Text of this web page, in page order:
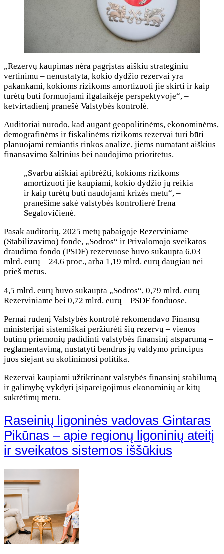
„Rezervų kaupimas nėra pagrįstas aiškiu strateginiu
vertinimu – nenustatyta, kokio dydžio rezervai yra
pakankami, kokioms rizikoms amortizuoti jie skirti ir kaip
turėtų būti formuojami ilgalaikėje perspektyvoje“, –
ketvirtadienį pranešė Valstybės kontrolė.
Auditoriai nurodo, kad augant geopolitinėms, ekonominėms,
demografinėms ir fiskalinėms rizikoms rezervai turi būti
planuojami remiantis rinkos analize, jiems numatant aiškius
finansavimo šaltinius bei naudojimo prioritetus.
„Svarbu aiškiai apibrėžti, kokioms rizikoms
amortizuoti jie kaupiami, kokio dydžio jų reikia
ir kaip turėtų būti naudojami krizės metu“, –
pranešime sakė valstybės kontrolierė Irena
Segalovičienė.
Pasak auditorių, 2025 metų pabaigoje Rezerviniame
(Stabilizavimo) fonde, „Sodros“ ir Privalomojo sveikatos
draudimo fondo (PSDF) rezervuose buvo sukaupta 6,03
mlrd. eurų – 24,6 proc., arba 1,19 mlrd. eurų daugiau nei
prieš metus.
4,5 mlrd. eurų buvo sukaupta „Sodros“, 0,79 mlrd. eurų –
Rezerviniame bei 0,72 mlrd. eurų – PSDF fonduose.
Pernai rudenį Valstybės kontrolė rekomendavo Finansų
ministerijai sistemiškai peržiūrėti šių rezervų – vienos
būtinų priemonių padidinti valstybės finansinį atsparumą –
reglamentavimą, nustatyti bendrus jų valdymo principus
juos siejant su skolinimosi politika.
Rezervai kaupiami užtikrinant valstybės finansinį stabilumą
ir galimybę vykdyti įsipareigojimus ekonominių ar kitų
sukrėtimų metu.
Raseinių ligoninės vadovas Gintaras
Pikūnas – apie regionų ligoninių ateitį
ir sveikatos sistemos iššūkius